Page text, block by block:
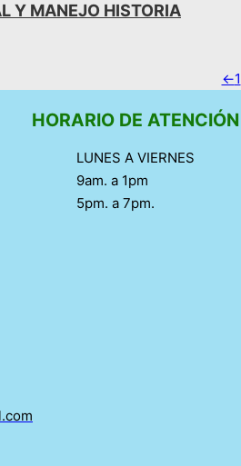
Y MANEJO HISTORIA
←1
HORARIO DE ATENCIÓN
LUNES A VIERNES
9am. a 1pm
5pm. a 7pm.